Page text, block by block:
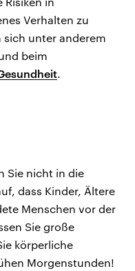
Verhalten zu
sich unter anderem
beim
Sie nicht in die
dass Kinder, Ältere
Menschen vor der
Sie große
körperliche
Morgenstunden!